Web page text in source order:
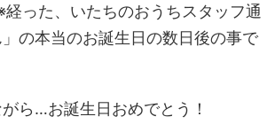
った、いたちのおうちスタッフ通
の本当のお誕生日の数日後の事で
ら…お誕生日おめでとう！